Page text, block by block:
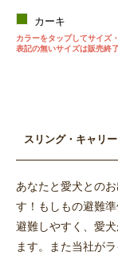
カーキ
カラーをタップしてサイズ
表記の無いサイズは販売終了
スリング・キャリ
あなたと愛犬との
す！もしもの避難
避難しやすく、愛
ます。また当社が